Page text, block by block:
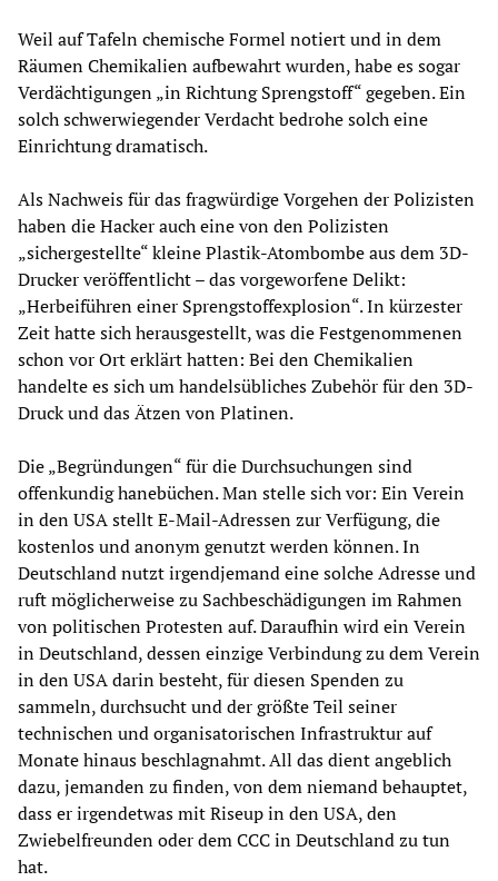
Weil auf Tafeln chemische Formel notiert und in dem
Räumen Chemikalien aufbewahrt wurden, habe es sogar
Verdächtigungen „in Richtung Sprengstoff“ gegeben. Ein
solch schwerwiegender Verdacht bedrohe solch eine
Einrichtung dramatisch.
Als Nachweis für das fragwürdige Vorgehen der Polizisten
haben die Hacker auch eine von den Polizisten
„sichergestellte“ kleine Plastik-Atombombe aus dem 3D-
Drucker veröffentlicht – das vorgeworfene Delikt:
„Herbeiführen einer Sprengstoffexplosion“. In kürzester
Zeit hatte sich herausgestellt, was die Festgenommenen
schon vor Ort erklärt hatten: Bei den Chemikalien
handelte es sich um handelsübliches Zubehör für den 3D-
Druck und das Ätzen von Platinen.
Die „Begründungen“ für die Durchsuchungen sind
offenkundig hanebüchen. Man stelle sich vor: Ein Verein
in den USA stellt E-Mail-Adressen zur Verfügung, die
kostenlos und anonym genutzt werden können. In
Deutschland nutzt irgendjemand eine solche Adresse und
ruft möglicherweise zu Sachbeschädigungen im Rahmen
von politischen Protesten auf. Daraufhin wird ein Verein
in Deutschland, dessen einzige Verbindung zu dem Verein
in den USA darin besteht, für diesen Spenden zu
sammeln, durchsucht und der größte Teil seiner
technischen und organisatorischen Infrastruktur auf
Monate hinaus beschlagnahmt. All das dient angeblich
dazu, jemanden zu finden, von dem niemand behauptet,
dass er irgendetwas mit Riseup in den USA, den
Zwiebelfreunden oder dem CCC in Deutschland zu tun
hat.